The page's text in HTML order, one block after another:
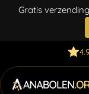
Gratis